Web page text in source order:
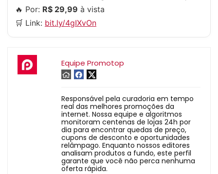
🔥 Por: R$ 29,99 à vista
🛒 Link: bit.ly/4gIXvOn
Equipe Promotop
Responsável pela curadoria em tempo
real das melhores promoções da
internet. Nossa equipe e algoritmos
monitoram centenas de lojas 24h por
dia para encontrar quedas de preço,
cupons de desconto e oportunidades
relâmpago. Enquanto nossos editores
analisam produtos a fundo, este perfil
garante que você não perca nenhuma
oferta rápida.